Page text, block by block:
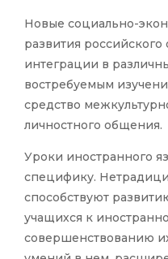
Новые социально-
развития
интеграции в
востребуемым
средство
личностного общения.
Уроки иностранного
специфику.
способствуют
учащихся к
совершенствованию